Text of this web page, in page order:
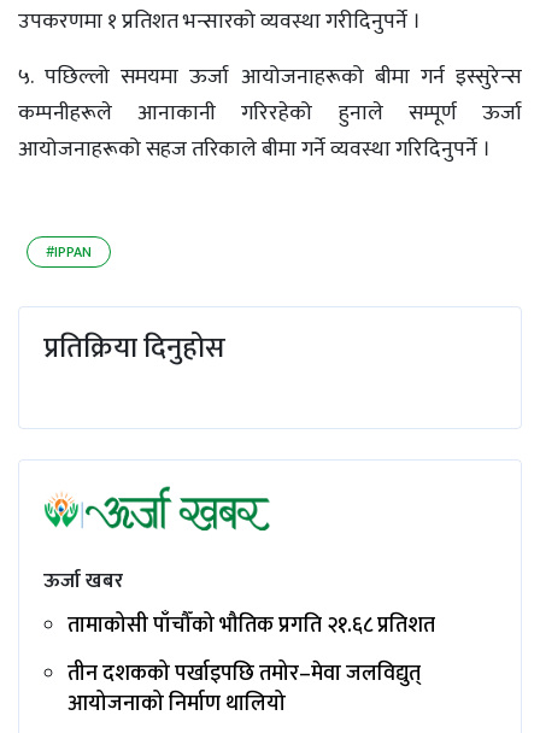
उपकरणमा १ प्रतिशत भन्सारको व्यवस्था गरीदिनुपर्ने ।
५. पछिल्लो समयमा ऊर्जा आयोजनाहरूको बीमा गर्न इस्सुरेन्स
कम्पनीहरूले आनाकानी गरिरहेको हुनाले सम्पूर्ण ऊर्जा
आयोजनाहरूको सहज तरिकाले बीमा गर्ने व्यवस्था गरिदिनुपर्ने ।
#IPPAN
प्रतिक्रिया दिनुहोस
ऊर्जा खबर
तामाकोसी पाँचौँको भौतिक प्रगति २१.६८ प्रतिशत
तीन दशकको पर्खाइपछि तमोर–मेवा जलविद्युत्
आयोजनाको निर्माण थालियो